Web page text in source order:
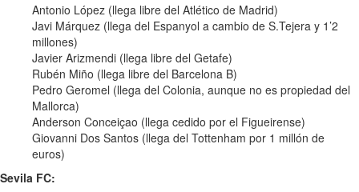
Antonio López (llega libre del Atlético de Madrid)
Javi Márquez (llega del Espanyol a cambio de S.Tejera y 1’2
millones)
Javier Arizmendi (llega libre del Getafe)
Rubén Miño (llega libre del Barcelona B)
Pedro Geromel (llega del Colonia, aunque no es propiedad del
Mallorca)
Anderson Conceiçao (llega cedido por el Figueirense)
Giovanni Dos Santos (llega del Tottenham por 1 millón de
euros)
Sevila FC: